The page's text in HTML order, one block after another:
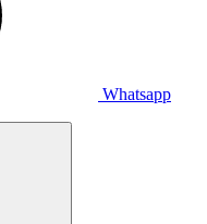
Whatsapp